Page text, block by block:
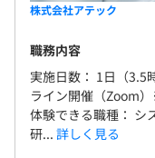
株式会社アテック
職務内容
実施日数： 1日（3.5
ライン開催（Zoom
体験できる職種： シ
研... 詳しく見る